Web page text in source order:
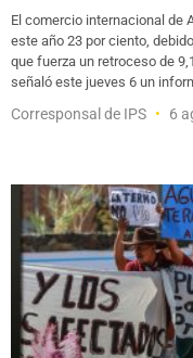
El comercio internacional de
este año 23 por ciento,
que fuerza un retroceso de
señaló este jueves 6 un
Corresponsal de IPS 6